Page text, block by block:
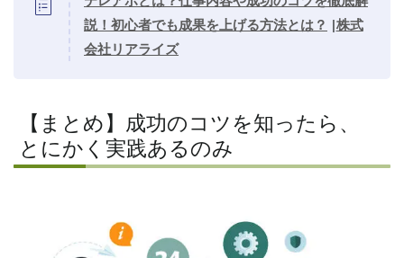
説！初心者でも成果を上げる方法とは？ |株式
会社リアライズ
【まとめ】成功のコツを知ったら、
とにかく実践あるのみ